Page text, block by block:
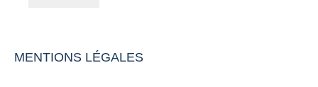
MENTIONS LÉGALES